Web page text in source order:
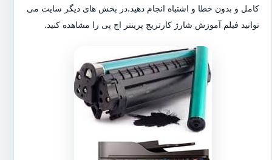
کامل و بدون خطا و اشتباه انجام دهید.در بخش های دیگر سایت می
توانید فیلم آموزش شارژ کارتریج پرینتر اچ پی را مشاهده کنید.